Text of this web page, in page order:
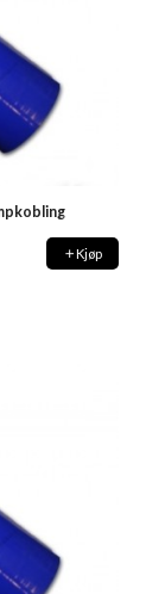
Kjøp